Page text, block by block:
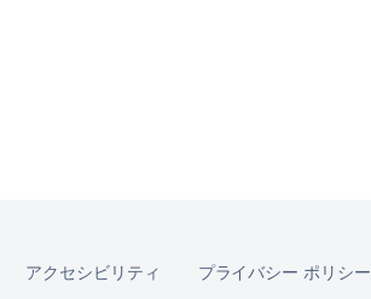
アクセシビリティ プライバシー ポリシー